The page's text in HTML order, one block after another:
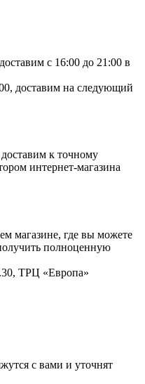
с 16:00 до 21:00 в
доставим на следующий
к точному
интернет-магазина
магазине, где вы можете
полноценную
ТРЦ «Европа»
с вами и уточнят